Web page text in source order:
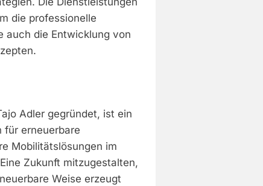
die professionelle
auch die Entwicklung von
Adler gegründet, ist ein
für erneuerbare
Mobilitätslösungen im
Zukunft mitzugestalten,
Weise erzeugt